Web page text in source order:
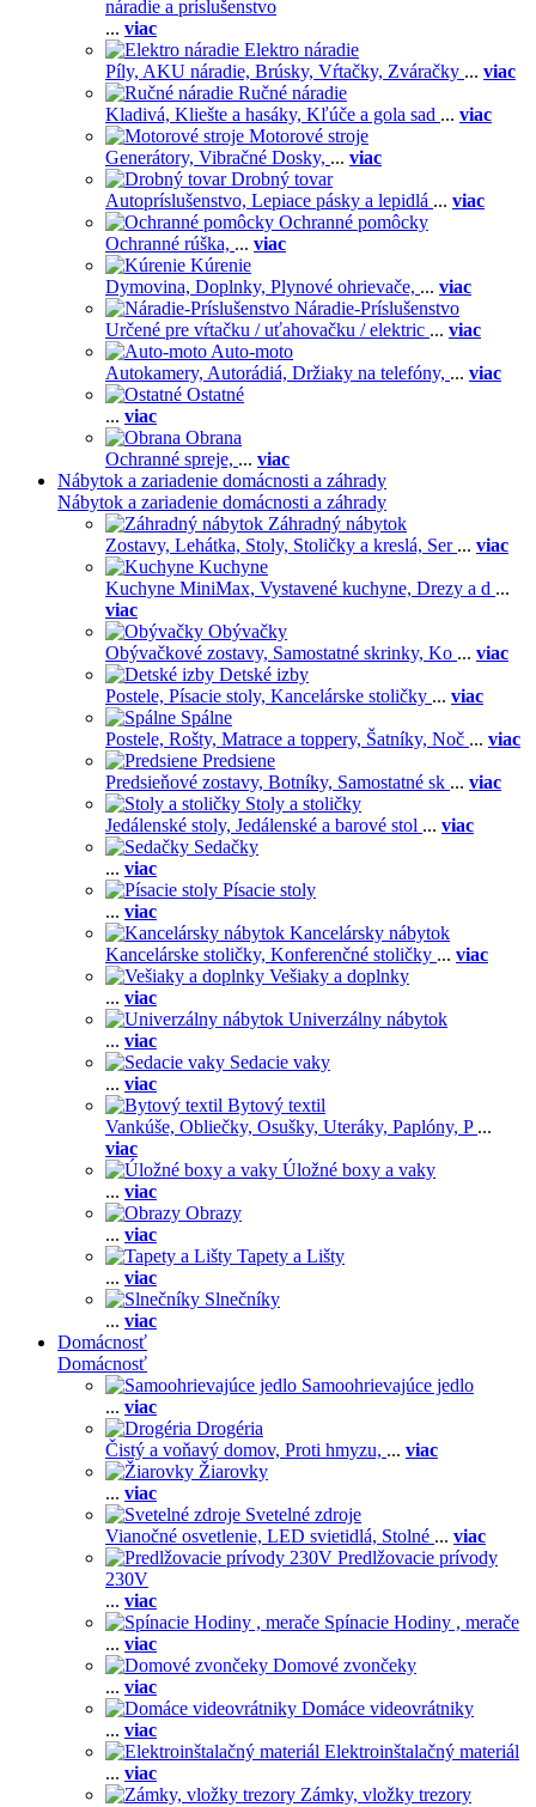
náradie a príslušenstvo
... viac
Elektro náradie
Píly, AKU náradie, Brúsky, Vŕtačky, Zváračky ... viac
Ručné náradie
Kladivá, Kliešte a hasáky, Kľúče a gola sad ... viac
Motorové stroje
Generátory, Vibračné Dosky, ... viac
Drobný tovar
Autopríslušenstvo, Lepiace pásky a lepidlá ... viac
Ochranné pomôcky
Ochranné rúška, ... viac
Kúrenie
Dymovina, Doplnky, Plynové ohrievače, ... viac
Náradie-Príslušenstvo
Určené pre vŕtačku / uťahovačku / elektric ... viac
Auto-moto
Autokamery, Autorádiá, Držiaky na telefóny, ... viac
Ostatné
... viac
Obrana
Ochranné spreje, ... viac
Nábytok a zariadenie domácnosti a záhrady
Nábytok a zariadenie domácnosti a záhrady
Záhradný nábytok
Zostavy, Lehátka, Stoly, Stoličky a kreslá, Ser ... viac
Kuchyne
Kuchyne MiniMax, Vystavené kuchyne, Drezy a d ...
viac
Obývačky
Obývačkové zostavy, Samostatné skrinky, Ko ... viac
Detské izby
Postele, Písacie stoly, Kancelárske stoličky ... viac
Spálne
Postele, Rošty, Matrace a toppery, Šatníky, Noč ... viac
Predsiene
Predsieňové zostavy, Botníky, Samostatné sk ... viac
Stoly a stoličky
Jedálenské stoly, Jedálenské a barové stol ... viac
Sedačky
... viac
Písacie stoly
... viac
Kancelársky nábytok
Kancelárske stoličky, Konferenčné stoličky ... viac
Vešiaky a doplnky
... viac
Univerzálny nábytok
... viac
Sedacie vaky
... viac
Bytový textil
Vankúše, Obliečky, Osušky, Uteráky, Paplóny, P ...
viac
Úložné boxy a vaky
... viac
Obrazy
... viac
Tapety a Lišty
... viac
Slnečníky
... viac
Domácnosť
Domácnosť
Samoohrievajúce jedlo
... viac
Drogéria
Čistý a voňavý domov, Proti hmyzu, ... viac
Žiarovky
... viac
Svetelné zdroje
Vianočné osvetlenie, LED svietidlá, Stolné ... viac
Predlžovacie prívody
230V
... viac
Spínacie Hodiny , merače
... viac
Domové zvončeky
... viac
Domáce videovrátniky
... viac
Elektroinštalačný materiál
... viac
Zámky, vložky trezory